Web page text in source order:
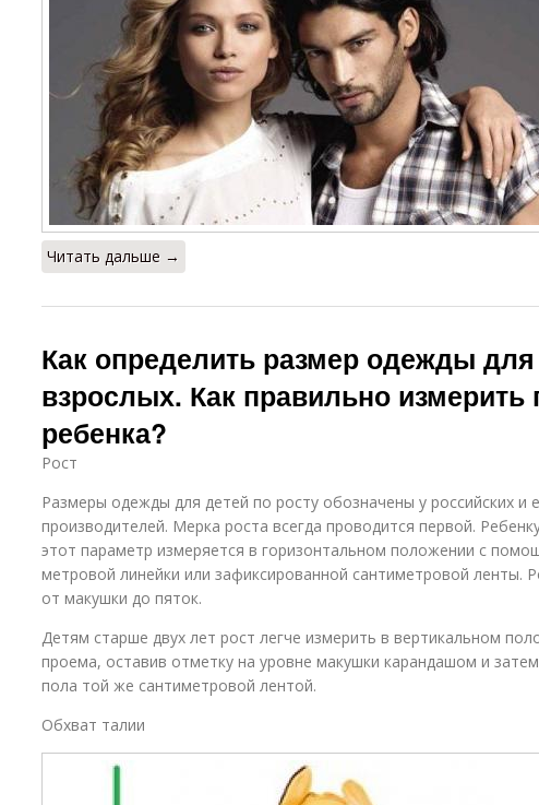
Читать дальше →
Как определить размер одежды для
взрослых. Как правильно
ребенка?
Рост
Размеры одежды для детей по росту обозначены у российских и
производителей. Мерка роста всегда проводится первой.
этот параметр измеряется в горизонтальном положении с
метровой линейки или зафиксированной сантиметровой ленты.
от макушки до пяток.
Детям старше двух лет рост легче измерить в вертикальном
проема, оставив отметку на уровне макушки карандашом и
пола той же сантиметровой лентой.
Обхват талии